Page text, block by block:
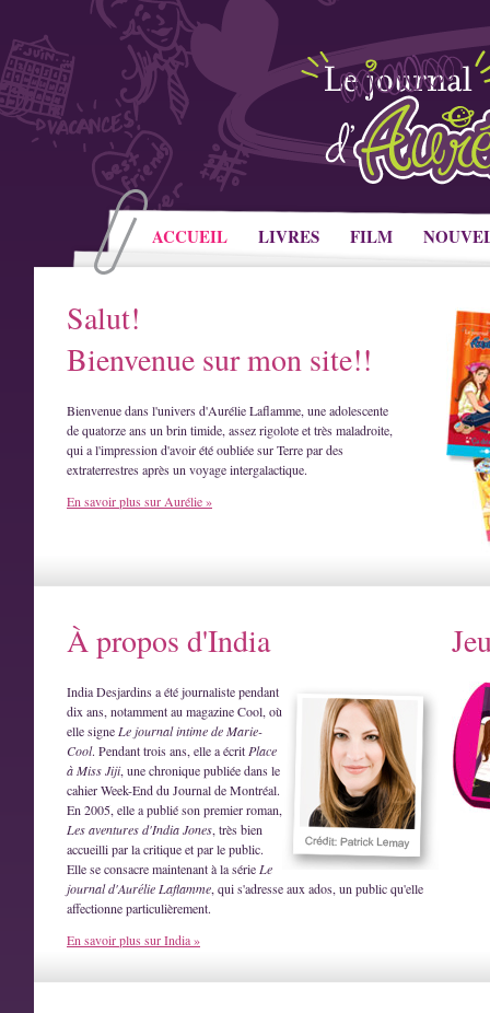
ACCUEIL LIVRES FILM
Salut!
Bienvenue sur mon site!!
Bienvenue dans l'univers d'Aurélie Laflamme, une adolescente
de quatorze ans un brin timide, assez rigolote et très maladroite,
qui a l'impression d'avoir été oubliée sur Terre par des
extraterrestres après un voyage intergalactique.
En savoir plus sur Aurélie »
À propos d'India
India Desjardins a été journaliste pendant
dix ans, notamment au magazine Cool, où
elle signe Le journal intime de Marie-
Cool. Pendant trois ans, elle a écrit Place
à Miss Jiji, une chronique publiée dans le
cahier Week-End du Journal de Montréal.
En 2005, elle a publié son premier roman,
Les aventures d'India Jones, très bien
accueilli par la critique et par le public.
Elle se consacre maintenant à la série Le
journal d'Aurélie Laflamme, qui s'adresse aux ados, un public qu'elle
affectionne particulièrement.
En savoir plus sur India »